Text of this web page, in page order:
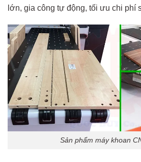
lớn, gia công tự động, tối ưu chi phí
Sản phẩm máy khoan